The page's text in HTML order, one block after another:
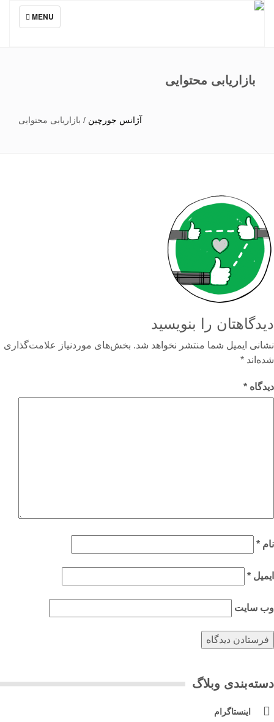
TOGGLE
NAVIGATION
MENU
بازاریابی محتوایی
آژانس جورچین/بازاریابی محتوایی
را بنویسید
ایمیل شما منتشر نخواهد شد. بخش‌های موردنیاز علامت‌گذاری
*
*
*
*
سایت
وبلاگ
اینستاگرام